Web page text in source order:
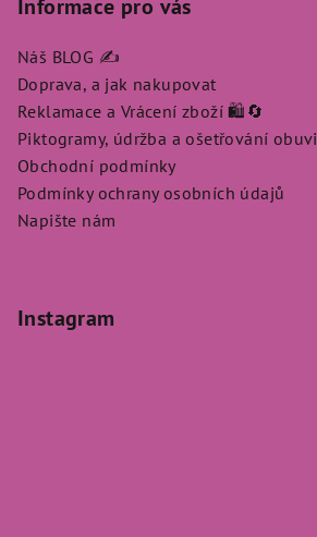
Informace pro vás
Náš BLOG ✍️
Doprava, a jak nakupovat
Reklamace a Vrácení zboží 🛍️🔄
Piktogramy, údržba a ošetřování obuvi
Obchodní podmínky
Podmínky ochrany osobních údajů
Napište nám
Instagram